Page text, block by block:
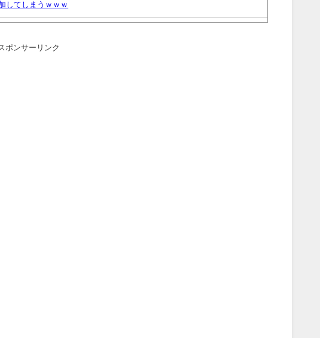
してしまうｗｗｗ
ポンサーリンク